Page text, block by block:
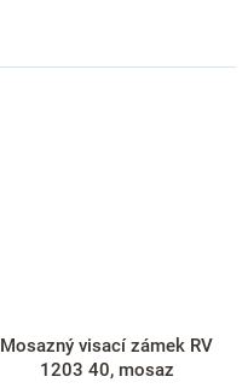
Mosazný visací zámek RV
1203 40, mosaz